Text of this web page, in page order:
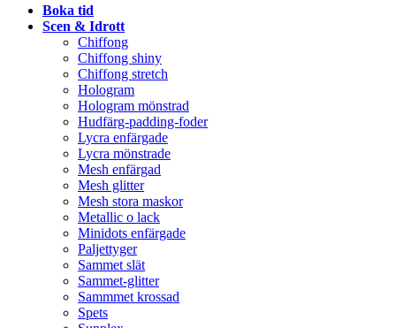
Boka tid
Scen & Idrott
Chiffong
Chiffong shiny
Chiffong stretch
Hologram
Hologram mönstrad
Hudfärg-padding-foder
Lycra enfärgade
Lycra mönstrade
Mesh enfärgad
Mesh glitter
Mesh stora maskor
Metallic o lack
Minidots enfärgade
Paljettyger
Sammet slät
Sammet-glitter
Sammmet krossad
Spets